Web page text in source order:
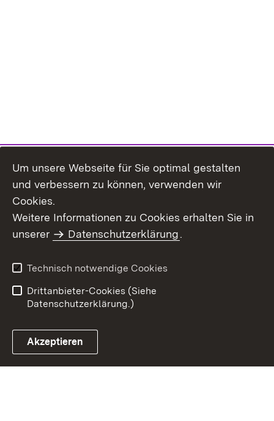
Um unsere Webseite für Sie optimal gestalten
und verbessern zu können, verwenden wir
Cookies.
Weitere Informationen zu Cookies erhalten Sie in
unserer
Datenschutzerklärung.
Technisch notwendige Cookies
Drittanbieter-Cookies (Siehe
Datenschutzerklärung.)
Akzeptieren